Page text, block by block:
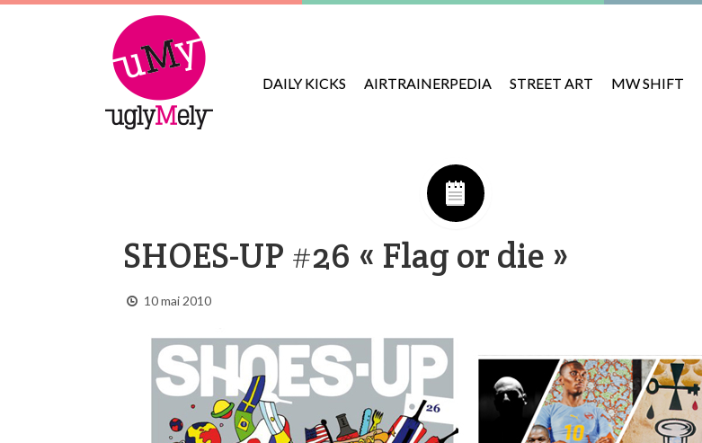
DAILY KICKS AIRTRAINERPEDIA STREET ART MW SHIFT
SHOES-UP #26 « Flag or die »
10 mai 2010